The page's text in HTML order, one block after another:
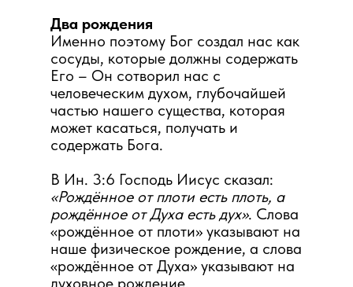
Два рождения
Именно поэтому Бог создал нас как
сосуды, которые должны содержать
Его – Он сотворил нас с
человеческим духом, глубочайшей
частью нашего существа, которая
может касаться, получать и
содержать Бога.
В Ин. 3:6 Господь Иисус сказал:
«Рождённое от плоти есть плоть, а
рождённое от Духа есть дух». Слова
«рождённое от плоти» указывают на
наше физическое рождение, а слова
«рождённое от Духа» указывают на
духовное рождение.